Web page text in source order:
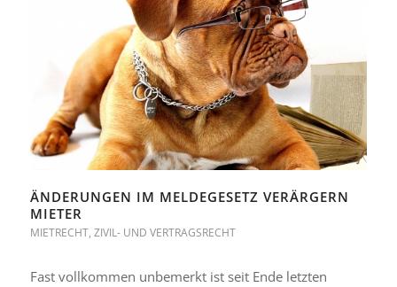
ÄNDERUNGEN IM MELDEGESETZ VERÄRGERN
MIETER
MIETRECHT, ZIVIL- UND VERTRAGSRECHT
Fast vollkommen unbemerkt ist seit Ende letzten